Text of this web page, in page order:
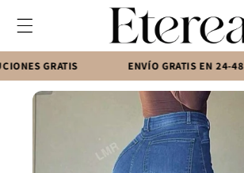
directamente
al contenido
GRATIS ENVÍO GRATIS EN 24-48 HORAS
Ir
directamente